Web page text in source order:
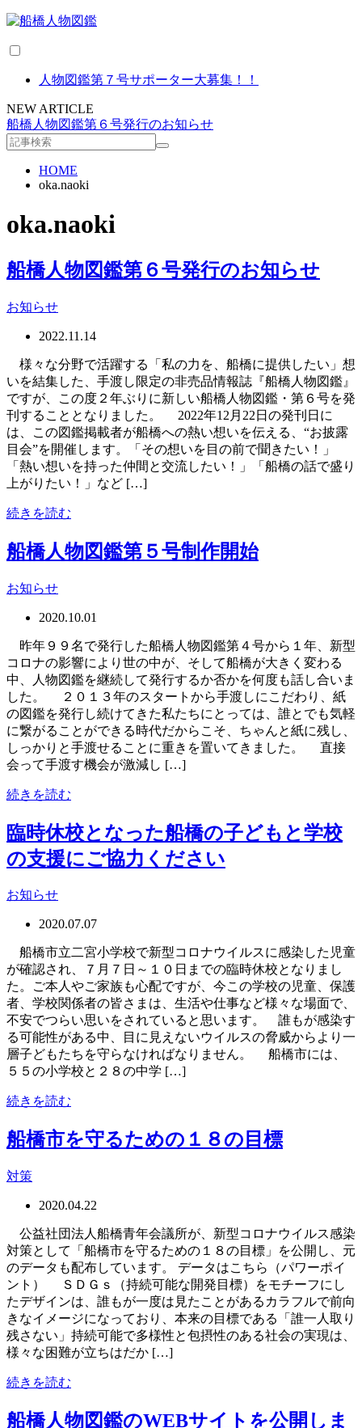
人物図鑑第７号サポーター大募集！！
NEW ARTICLE
船橋人物図鑑第６号発行のお知らせ
HOME
oka.naoki
oka.naoki
船橋人物図鑑第６号発行のお知らせ
お知らせ
2022.11.14
様々な分野で活躍する「私の力を、船橋に提供したい」想
いを結集した、手渡し限定の非売品情報誌『船橋人物図鑑』
ですが、この度２年ぶりに新しい船橋人物図鑑・第６号を発
刊することとなりました。 2022年12月22日の発刊日に
は、この図鑑掲載者が船橋への熱い想いを伝える、“お披露
目会”を開催します。「その想いを目の前で聞きたい！」
「熱い想いを持った仲間と交流したい！」「船橋の話で盛り
上がりたい！」など […]
続きを読む
船橋人物図鑑第５号制作開始
お知らせ
2020.10.01
昨年９９名で発行した船橋人物図鑑第４号から１年、新型
コロナの影響により世の中が、そして船橋が大きく変わる
中、人物図鑑を継続して発行するか否かを何度も話し合いま
した。 ２０１３年のスタートから手渡しにこだわり、紙
の図鑑を発行し続けてきた私たちにとっては、誰とでも気軽
に繋がることができる時代だからこそ、ちゃんと紙に残し、
しっかりと手渡せることに重きを置いてきました。 直接
会って手渡す機会が激減し […]
続きを読む
臨時休校となった船橋の子どもと学校
の支援にご協力ください
お知らせ
2020.07.07
船橋市立二宮小学校で新型コロナウイルスに感染した児童
が確認され、７月７日～１０日までの臨時休校となりまし
た。ご本人やご家族も心配ですが、今この学校の児童、保護
者、学校関係者の皆さまは、生活や仕事など様々な場面で、
不安でつらい思いをされていると思います。 誰もが感染す
る可能性がある中、目に見えないウイルスの脅威からより一
層子どもたちを守らなければなりません。 船橋市には、
５５の小学校と２８の中学 […]
続きを読む
船橋市を守るための１８の目標
対策
2020.04.22
公益社団法人船橋青年会議所が、新型コロナウイルス感染
対策として「船橋市を守るための１８の目標」を公開し、元
のデータも配布しています。 データはこちら（パワーポイ
ント） ＳＤＧｓ（持続可能な開発目標）をモチーフにし
たデザインは、誰もが一度は見たことがあるカラフルで前向
きなイメージになっており、本来の目標である「誰一人取り
残さない」持続可能で多様性と包摂性のある社会の実現は、
様々な困難が立ちはだか […]
続きを読む
船橋人物図鑑のWEBサイトを公開しま